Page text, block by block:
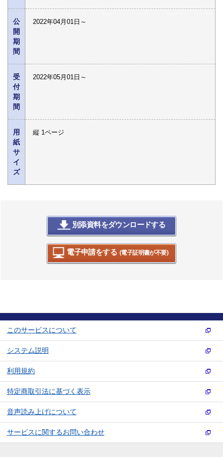
公
開
期
間
2022年04月01日～
受
付
期
間
2022年05月01日～
用
紙
サ
イ
ズ
縦 1ページ
別添資料をダウンロードする
電子申請をする (電子証明書が不要)
このサービスについて
システム説明
利用規約
特定商取引法に基づく表示
音声読み上げについて
サービスに関するお問い合わせ